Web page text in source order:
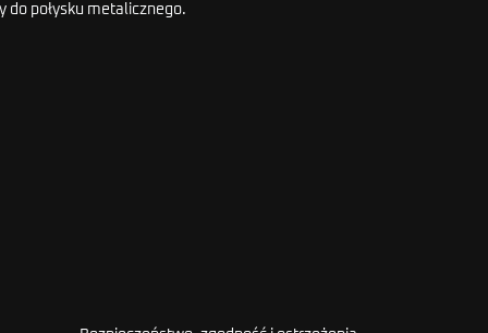
do połysku metalicznego.